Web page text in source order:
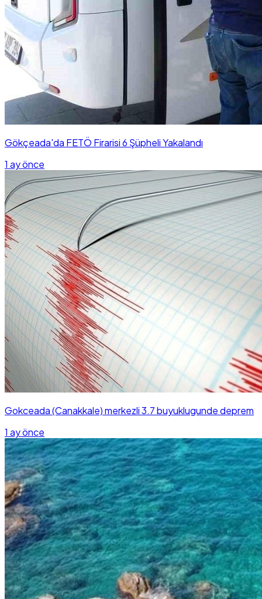
Gökçeada'da FETÖ Firarisi 6 Şüpheli Yakalandı
1 ay önce
Gokceada (Canakkale) merkezli 3.7 buyuklugunde deprem
1 ay önce